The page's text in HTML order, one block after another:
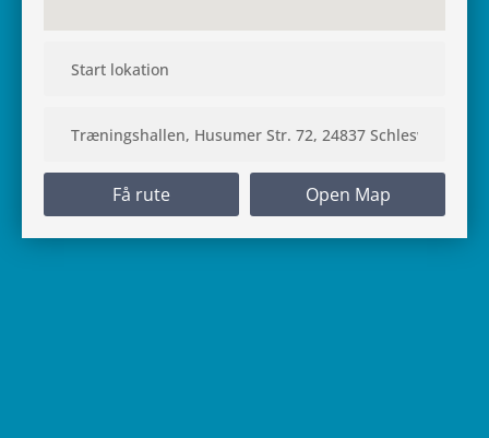
Få rute Open Map